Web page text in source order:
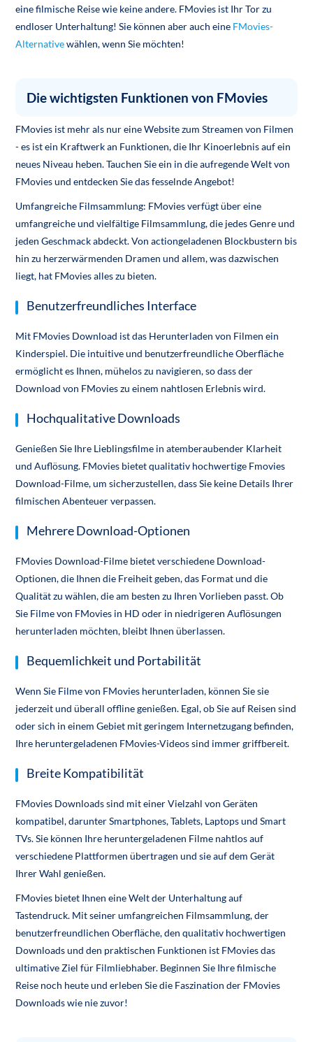
eine filmische Reise wie keine andere. FMovies ist Ihr Tor zu
endloser Unterhaltung! Sie können aber auch eine FMovies-
Alternativewählen, wenn Sie möchten!
Die wichtigsten Funktionen von FMovies
FMovies ist mehr als nur eine Website zum Streamen von Filmen
- es ist ein Kraftwerk an Funktionen, die Ihr Kinoerlebnis auf ein
neues Niveau heben. Tauchen Sie ein in die aufregende Welt von
FMovies und entdecken Sie das fesselnde Angebot!
Umfangreiche Filmsammlung: FMovies verfügt über eine
umfangreiche und vielfältige Filmsammlung, die jedes Genre und
jeden Geschmack abdeckt. Von actiongeladenen Blockbustern bis
hin zu herzerwärmenden Dramen und allem, was dazwischen
liegt, hat FMovies alles zu bieten.
Benutzerfreundliches Interface
Mit FMovies Download ist das Herunterladen von Filmen ein
Kinderspiel. Die intuitive und benutzerfreundliche Oberfläche
ermöglicht es Ihnen, mühelos zu navigieren, so dass der
Download von FMovies zu einem nahtlosen Erlebnis wird.
Hochqualitative Downloads
Genießen Sie Ihre Lieblingsfilme in atemberaubender Klarheit
und Auflösung. FMovies bietet qualitativ hochwertige Fmovies
Download-Filme, um sicherzustellen, dass Sie keine Details Ihrer
filmischen Abenteuer verpassen.
Mehrere Download-Optionen
FMovies Download-Filme bietet verschiedene Download-
Optionen, die Ihnen die Freiheit geben, das Format und die
Qualität zu wählen, die am besten zu Ihren Vorlieben passt. Ob
Sie Filme von FMovies in HD oder in niedrigeren Auflösungen
herunterladen möchten, bleibt Ihnen überlassen.
Bequemlichkeit und Portabilität
Wenn Sie Filme von FMovies herunterladen, können Sie sie
jederzeit und überall offline genießen. Egal, ob Sie auf Reisen sind
oder sich in einem Gebiet mit geringem Internetzugang befinden,
Ihre heruntergeladenen FMovies-Videos sind immer griffbereit.
Breite Kompatibilität
FMovies Downloads sind mit einer Vielzahl von Geräten
kompatibel, darunter Smartphones, Tablets, Laptops und Smart
TVs. Sie können Ihre heruntergeladenen Filme nahtlos auf
verschiedene Plattformen übertragen und sie auf dem Gerät
Ihrer Wahl genießen.
FMovies bietet Ihnen eine Welt der Unterhaltung auf
Tastendruck. Mit seiner umfangreichen Filmsammlung, der
benutzerfreundlichen Oberfläche, den qualitativ hochwertigen
Downloads und den praktischen Funktionen ist FMovies das
ultimative Ziel für Filmliebhaber. Beginnen Sie Ihre filmische
Reise noch heute und erleben Sie die Faszination der FMovies
Downloads wie nie zuvor!